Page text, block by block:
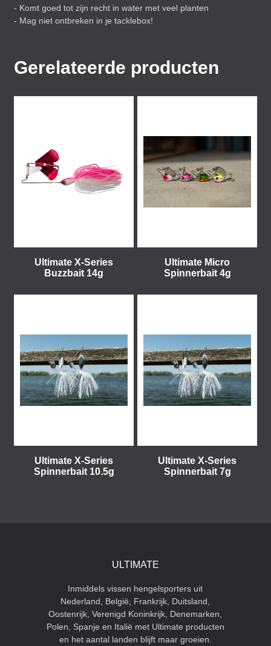
- Komt goed tot zijn recht in water met veel planten
- Mag niet ontbreken in je tacklebox!
Gerelateerde producten
Ultimate X-Series
Buzzbait 14g
Ultimate Micro
Spinnerbait 4g
Ultimate X-Series
Spinnerbait 10.5g
Ultimate X-Series
Spinnerbait 7g
ULTIMATE
Inmiddels vissen hengelsporters uit
Nederland, België, Frankrijk, Duitsland,
Oostenrijk, Verenigd Koninkrijk, Denemarken,
Polen, Spanje en Italië met Ultimate producten
en het aantal landen blijft maar groeien.